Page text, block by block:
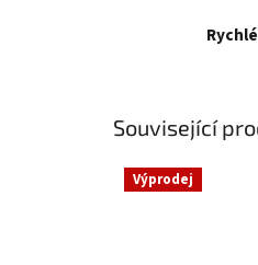
Související
Výprodej